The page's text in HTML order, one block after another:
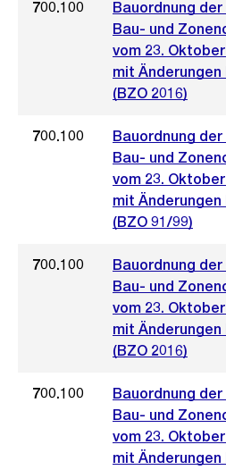
700.100
Bauordnung
Bau- und
vom 23. Oktober
mit Änderungen
(BZO 2016)
700.100
Bauordnung
Bau- und
vom 23. Oktober
mit Änderungen
(BZO 91/99)
700.100
Bauordnung
Bau- und
vom 23. Oktober
mit Änderungen
(BZO 2016)
700.100
Bauordnung
Bau- und
vom 23. Oktober
mit Änderungen